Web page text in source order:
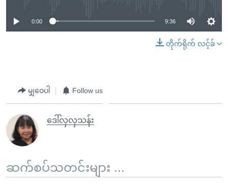
0:00 9:36
တိုက်ရိုက် လင့်ခ်
မျှဝေပါ Follow us
ဒေါ်လှလှသန်း
ဆက်စပ်သတင်းများ ...